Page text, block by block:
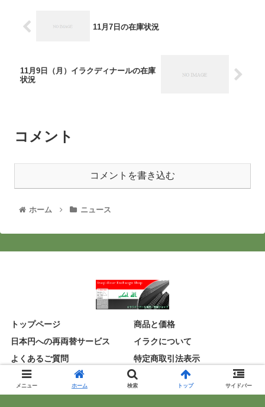
11月7日の在庫状況
11月9日（月）イラクディナールの在庫
状況
コメント
コメントを書き込む
ホーム ニュース
トップページ
商品と価格
日本円への再両替サービス
イラクについて
よくあるご質問
特定商取引法表示
アクセス
© 2020 イラクディナール販売・両替ショップ.
メニュー ホーム 検索 トップ サイドバー